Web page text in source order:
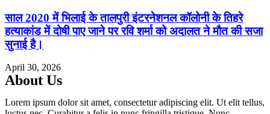
साल 2020 में भिलाई के तालपुरी इंटरनेशनल कॉलोनी के तिहरे
हत्याकांड में दोषी पाए जाने पर रवि शर्मा को अदालत ने मौत की सजा
सुनाई है।
April 30, 2026
About Us
Lorem ipsum dolor sit amet, consectetur adipiscing elit. Ut elit tellus,